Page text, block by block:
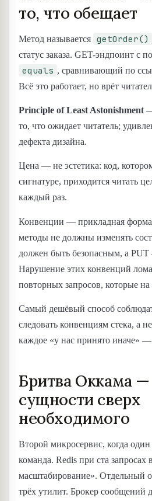
то, что обещает
Метод называется getOrder()
статус заказа. GET-эндпоинт с
equals , сравнивающий по
Всё это работает, но врёт
Principle of Least Astonishment
то, что ожидает читатель;
дефекта дизайна.
Цена — не эстетика: код,
сигнатуре, приходится читать
каждый раз.
Конвенции — прикладная
методы не должны изменять
должен быть безопасным, а
Нарушение этих конвенций
повторных запросов, которые
Самый дешёвый способ
следовать конвенциям стека, а
каждое «у нас принято иначе»
Бритва Оккама
сущности сверх
необходимого
Второй микросервис, когда
команда. Redis при ста запросах
масштабирование». Отдельный
трёх утилит. Брокер сообщений